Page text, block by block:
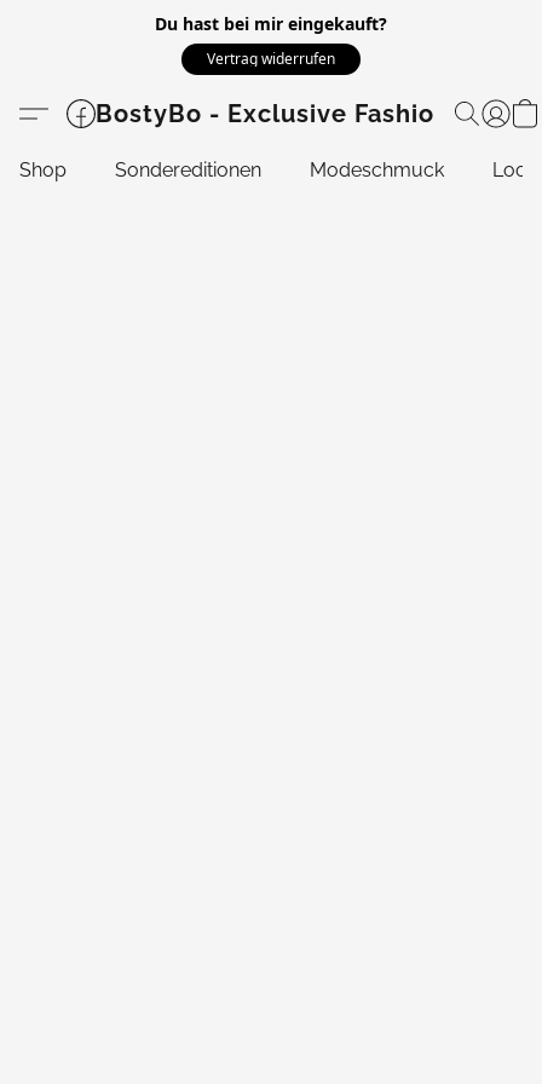
Du hast bei mir eingekauft?
Vertrag widerrufen
BostyBo - Exclusive Fashion
Shop Sondereditionen Modeschmuck